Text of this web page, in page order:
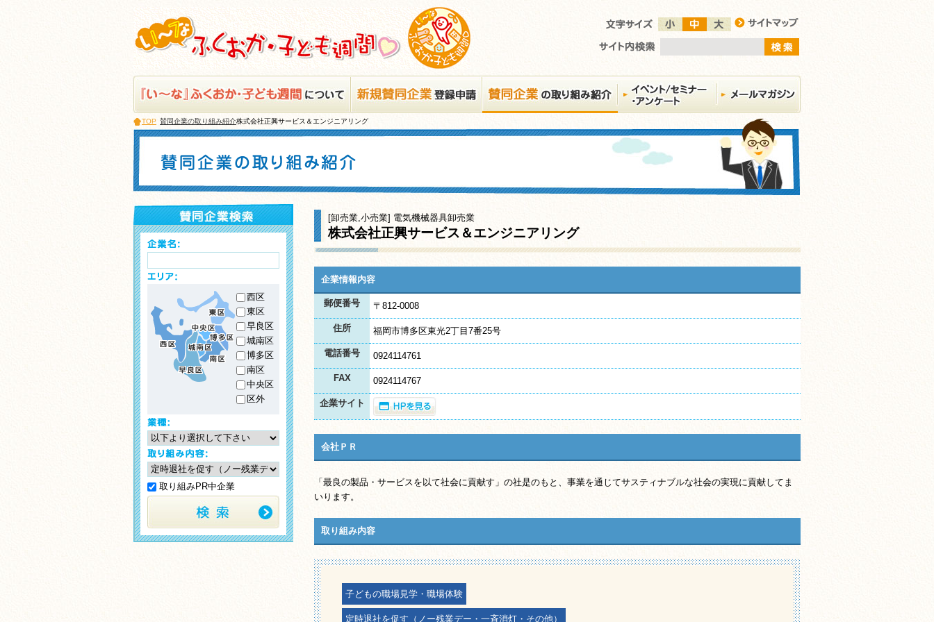
TOP 賛同企業の取り組み紹介株式会社正興サービス＆エンジニアリング
西区
東区
早良区
城南区
博多区
南区
中央区
区外
取り組みPR中企業
[卸売業,小売業] 電気機械器具卸売業
株式会社正興サービス＆エンジニアリング
企業情報内容
郵便番号 〒812-0008
住所 福岡市博多区東光2丁目7番25号
電話番号 0924114761
FAX 0924114767
企業サイト
会社ＰＲ
「最良の製品・サービスを以て社会に貢献す」の社是のもと、事業を通じてサスティナブルな社会の実現に貢献してま
いります。
取り組み内容
子どもの職場見学・職場体験
定時退社を促す（ノー残業デー・一斉消灯・その他）